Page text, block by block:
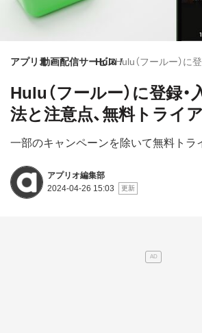
アプリオ動画配信サービス
HuluHulu（フールー）に
Hulu（フールー）に登録
法と注意点、無料トライ
一部のキャンペーンを除いて無料トラ
アプリオ編集部
2024-04-26 15:03